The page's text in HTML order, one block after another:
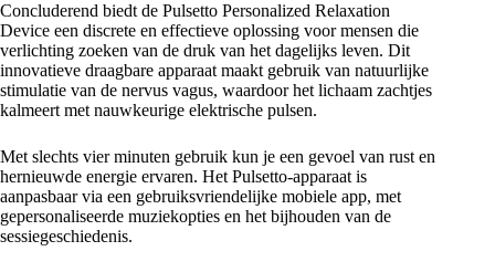
Concluderend biedt de Pulsetto Personalized Relaxation
Device een discrete en effectieve oplossing voor mensen die
verlichting zoeken van de druk van het dagelijks leven. Dit
innovatieve draagbare apparaat maakt gebruik van natuurlijke
stimulatie van de nervus vagus, waardoor het lichaam zachtjes
kalmeert met nauwkeurige elektrische pulsen.
Met slechts vier minuten gebruik kun je een gevoel van rust en
hernieuwde energie ervaren. Het Pulsetto-apparaat is
aanpasbaar via een gebruiksvriendelijke mobiele app, met
gepersonaliseerde muziekopties en het bijhouden van de
sessiegeschiedenis.